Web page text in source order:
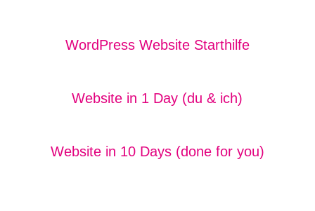
WordPress Website Starthilfe
Website in 1 Day (du & ich)
Website in 10 Days (done for you)